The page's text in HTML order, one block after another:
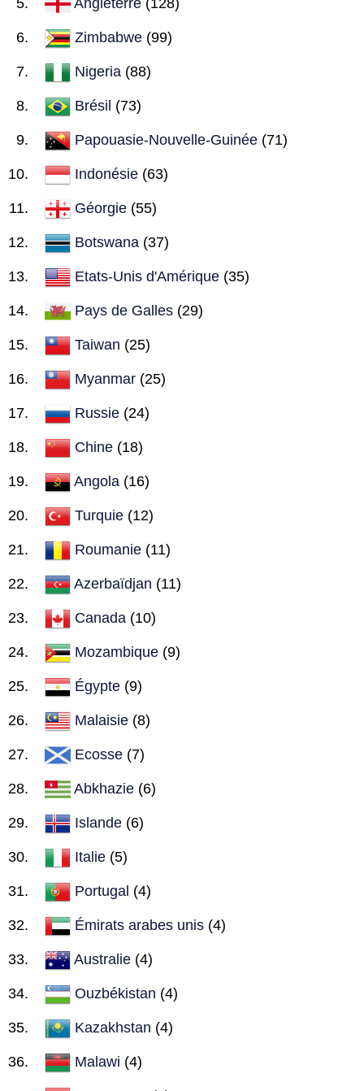
Zimbabwe (99)
Nigeria (88)
Brésil (73)
Papouasie-Nouvelle-Guinée (71)
Indonésie (63)
Géorgie (55)
Botswana (37)
Etats-Unis d'Amérique (35)
Pays de Galles (29)
Taiwan (25)
Myanmar (25)
Russie (24)
Chine (18)
Angola (16)
Turquie (12)
Roumanie (11)
Azerbaïdjan (11)
Canada (10)
Mozambique (9)
Égypte (9)
Malaisie (8)
Ecosse (7)
Abkhazie (6)
Islande (6)
Italie (5)
Portugal (4)
Émirats arabes unis (4)
Australie (4)
Ouzbékistan (4)
Kazakhstan (4)
Malawi (4)